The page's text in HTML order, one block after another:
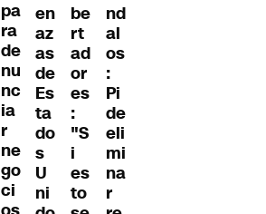
pa
ra
de
nu
nc
ia
r
ne
go
ci
en
az
as
de
Es
ta
do
s
U
ni
be
rt
ad
or
es
:
"S
i
es
to
nd
al
os
:
Pi
de
eli
mi
na
r